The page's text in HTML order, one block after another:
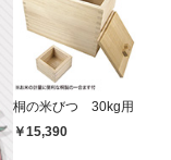
桐の米びつ 30kg用
￥15,390